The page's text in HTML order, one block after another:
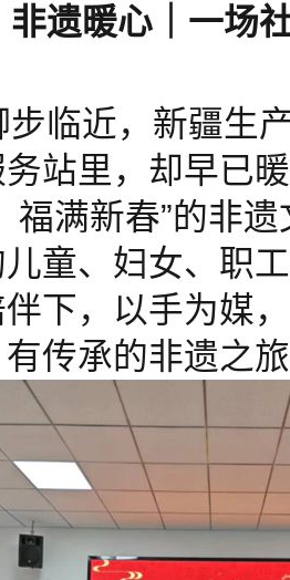
非遗暖心｜一场
步临近，新疆生
站里，却早已
福满新春”的非
童、妇女、职
下，以手为媒
传承的非遗之